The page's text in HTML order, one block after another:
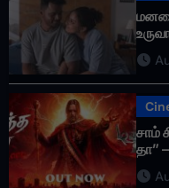
சாம்
தா”